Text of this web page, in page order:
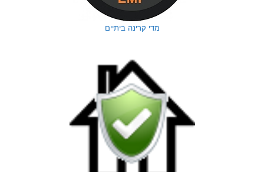
מדי קרינה ביתיים